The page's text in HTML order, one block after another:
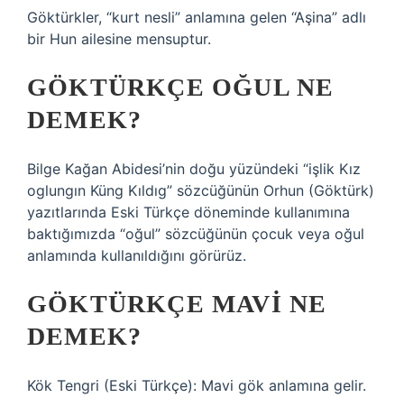
Göktürkler, “kurt nesli” anlamına gelen “Aşina” adlı
bir Hun ailesine mensuptur.
GÖKTÜRKÇE OĞUL NE
DEMEK?
Bilge Kağan Abidesi’nin doğu yüzündeki “işlik Kız
oglungın Küng Kıldıg” sözcüğünün Orhun (Göktürk)
yazıtlarında Eski Türkçe döneminde kullanımına
baktığımızda “oğul” sözcüğünün çocuk veya oğul
anlamında kullanıldığını görürüz.
GÖKTÜRKÇE MAVI NE
DEMEK?
Kök Tengri (Eski Türkçe): Mavi gök anlamına gelir.